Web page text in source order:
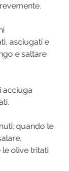
asciugati e
e saltare
acciuga
quando le
olive tritati